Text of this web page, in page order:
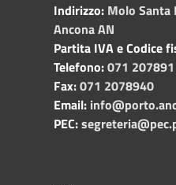
Indirizzo: Molo Santa
Ancona AN
Partita IVA e Codice
Telefono:071 207891
Fax:071 2078940
Email:
PEC: